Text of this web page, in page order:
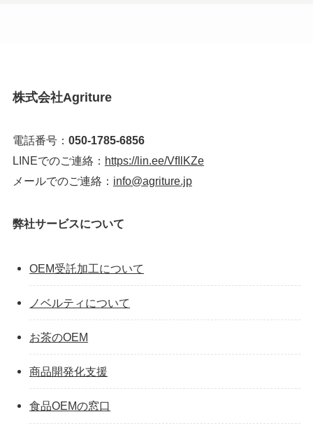
株式会社Agriture
電話番号： 050-1785-6856
LINEでのご連絡： https://lin.ee/VfIlKZe
メールでのご連絡： info@agriture.jp
弊社サービスについて
OEM受託加工について
ノベルティについて
お茶のOEM
商品開発化支援
食品OEMの窓口